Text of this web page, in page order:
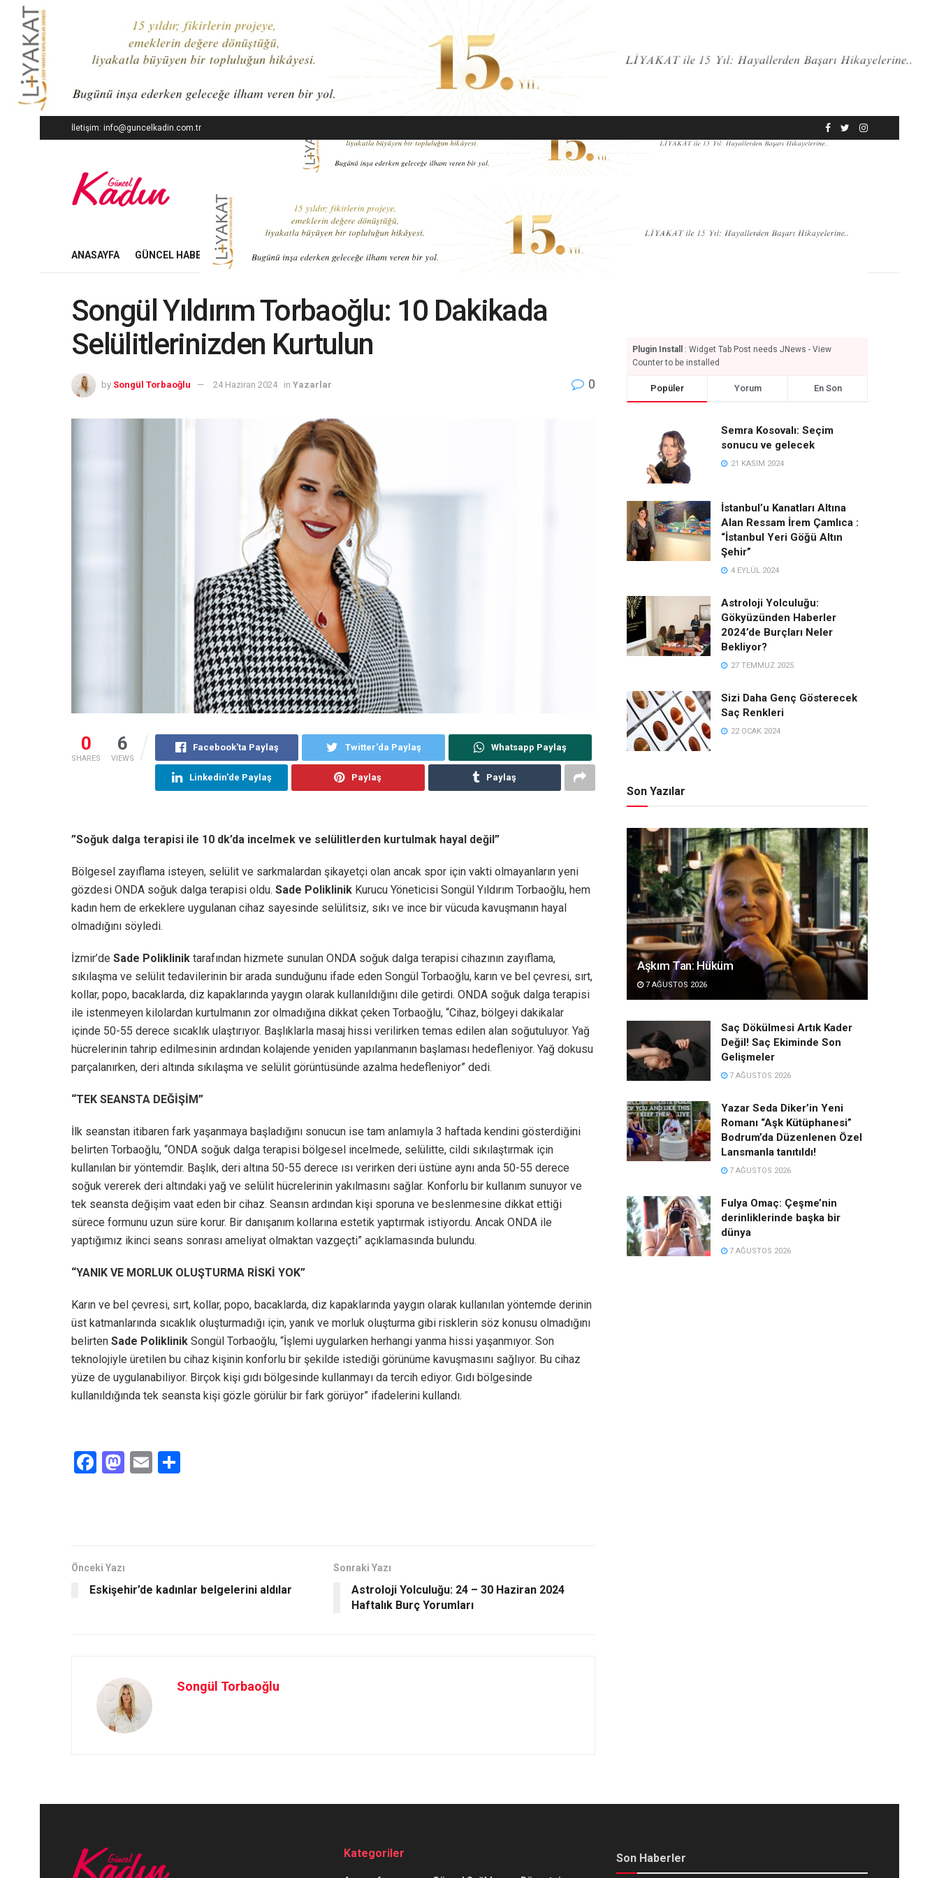
İletişim: info@guncelkadin.com.tr
ANASAYFA GÜNCEL HABERLER İŞ DÜNYASI EKONOMI MODA GÜZELLIK YAŞAM SANAT
Songül Yıldırım Torbaoğlu: 10 Dakikada
Selülitlerinizden Kurtulun
by Songül Torbaoğlu 24 Haziran 2024 in Yazarlar 0
0
SHARES
6
VIEWS
Facebook'ta Paylaş Twitter'da Paylaş Whatsapp Paylaş
Linkedin'de Paylaş Paylaş Paylaş
”Soğuk dalga terapisi ile 10 dk’da incelmek ve selülitlerden kurtulmak hayal değil”
Bölgesel zayıflama isteyen, selülit ve sarkmalardan şikayetçi olan ancak spor için vakti olmayanların yeni
gözdesi ONDA soğuk dalga terapisi oldu. Sade Poliklinik Kurucu Yöneticisi Songül Yıldırım Torbaoğlu, hem
kadın hem de erkeklere uygulanan cihaz sayesinde selülitsiz, sıkı ve ince bir vücuda kavuşmanın hayal
olmadığını söyledi.
İzmir’de Sade Poliklinik tarafından hizmete sunulan ONDA soğuk dalga terapisi cihazının zayıflama,
sıkılaşma ve selülit tedavilerinin bir arada sunduğunu ifade eden Songül Torbaoğlu, karın ve bel çevresi, sırt,
kollar, popo, bacaklarda, diz kapaklarında yaygın olarak kullanıldığını dile getirdi. ONDA soğuk dalga terapisi
ile istenmeyen kilolardan kurtulmanın zor olmadığına dikkat çeken Torbaoğlu, “Cihaz, bölgeyi dakikalar
içinde 50-55 derece sıcaklık ulaştırıyor. Başlıklarla masaj hissi verilirken temas edilen alan soğutuluyor. Yağ
hücrelerinin tahrip edilmesinin ardından kolajende yeniden yapılanmanın başlaması hedefleniyor. Yağ dokusu
parçalanırken, deri altında sıkılaşma ve selülit görüntüsünde azalma hedefleniyor” dedi.
“TEK SEANSTA DEĞİŞİM”
İlk seanstan itibaren fark yaşanmaya başladığını sonucun ise tam anlamıyla 3 haftada kendini gösterdiğini
belirten Torbaoğlu, “ONDA soğuk dalga terapisi bölgesel incelmede, selülitte, cildi sıkılaştırmak için
kullanılan bir yöntemdir. Başlık, deri altına 50-55 derece ısı verirken deri üstüne aynı anda 50-55 derece
soğuk vererek deri altındaki yağ ve selülit hücrelerinin yakılmasını sağlar. Konforlu bir kullanım sunuyor ve
tek seansta değişim vaat eden bir cihaz. Seansın ardından kişi sporuna ve beslenmesine dikkat ettiği
sürece formunu uzun süre korur. Bir danışanım kollarına estetik yaptırmak istiyordu. Ancak ONDA ile
yaptığımız ikinci seans sonrası ameliyat olmaktan vazgeçti” açıklamasında bulundu.
“YANIK VE MORLUK OLUŞTURMA RİSKİ YOK”
Karın ve bel çevresi, sırt, kollar, popo, bacaklarda, diz kapaklarında yaygın olarak kullanılan yöntemde derinin
üst katmanlarında sıcaklık oluşturmadığı için, yanık ve morluk oluşturma gibi risklerin söz konusu olmadığını
belirten Sade Poliklinik Songül Torbaoğlu, “İşlemi uygularken herhangi yanma hissi yaşanmıyor. Son
teknolojiyle üretilen bu cihaz kişinin konforlu bir şekilde istediği görünüme kavuşmasını sağlıyor. Bu cihaz
yüze de uygulanabiliyor. Birçok kişi gıdı bölgesinde kullanmayı da tercih ediyor. Gıdı bölgesinde
kullanıldığında tek seansta kişi gözle görülür bir fark görüyor” ifadelerini kullandı.
F
o
k
M
n
E
Önceki Yazı
Eskişehir’de kadınlar belgelerini aldılar
Sonraki Yazı
Astroloji Yolculuğu: 24 – 30 Haziran 2024
Haftalık Burç Yorumları
Songül Torbaoğlu
Plugin Install
: Widget Tab Post needs JNews - View
Counter to be installed
Popüler Yorum En Son
Semra Kosovalı: Seçim
sonucu ve gelecek
21 KASIM 2024
İstanbul’u Kanatları Altına
Alan Ressam İrem Çamlıca :
“İstanbul Yeri Göğü Altın
Şehir”
4 EYLÜL 2024
Astroloji Yolculuğu:
Gökyüzünden Haberler
2024’de Burçları Neler
Bekliyor?
27 TEMMUZ 2025
Sizi Daha Genç Gösterecek
Saç Renkleri
22 OCAK 2024
Son Yazılar
Aşkım Tan: Hüküm
7 AĞUSTOS 2026
Saç Dökülmesi Artık Kader
Değil! Saç Ekiminde Son
Gelişmeler
7 AĞUSTOS 2026
Yazar Seda Diker’in Yeni
Romanı “Aşk Kütüphanesi”
Bodrum’da Düzenlenen Özel
Lansmanla tanıtıldı!
7 AĞUSTOS 2026
Fulya Omaç: Çeşme’nin
derinliklerinde başka bir
dünya
7 AĞUSTOS 2026
Kategoriler Son Haberler